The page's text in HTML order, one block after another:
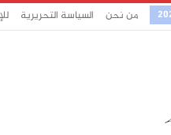
من نحن السياسة التحريرية